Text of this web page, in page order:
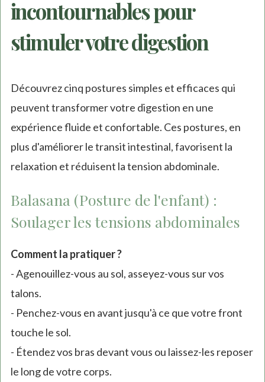
incontournables pour
stimuler votre digestion
Découvrez cinq postures simples et efficaces qui
peuvent transformer votre digestion en une
expérience fluide et confortable. Ces postures, en
plus d'améliorer le transit intestinal, favorisent la
relaxation et réduisent la tension abdominale.
Balasana (Posture de l'enfant) :
Soulager les tensions abdominales
Comment la pratiquer ?
- Agenouillez-vous au sol, asseyez-vous sur vos
talons.
- Penchez-vous en avant jusqu'à ce que votre front
touche le sol.
- Étendez vos bras devant vous ou laissez-les reposer
le long de votre corps.